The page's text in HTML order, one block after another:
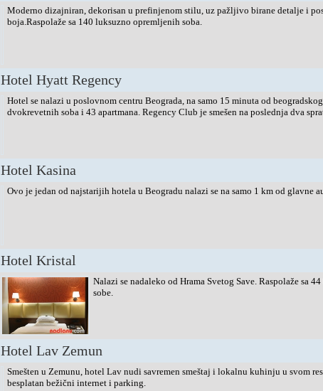
Moderno dizajniran, dekorisan u prefinjenom stilu, uz pažljivo birane detalje i
boja.Raspolaže sa 140 luksuzno opremljenih soba.
Hotel Hyatt Regency
Hotel se nalazi u poslovnom centru Beograda, na samo 15 minuta od
dvokrevetnih soba i 43 apartmana. Regency Club je smešen na poslednja dva
Hotel Kasina
Ovo je jedan od najstarijih hotela u Beogradu nalazi se na samo 1 km od glavne
Hotel Kristal
Nalazi se nadaleko od Hrama Svetog Save. Raspolaže sa
sobe.
Hotel Lav Zemun
Smešten u Zemunu, hotel Lav nudi savremen smeštaj i lokalnu kuhinju u svom
besplatan bežični internet i parking.